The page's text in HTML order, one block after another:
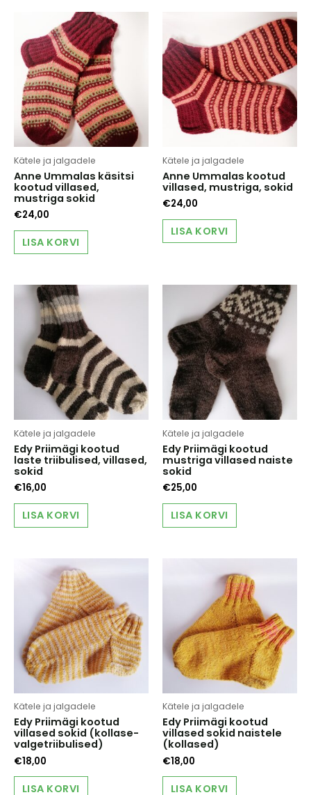
Kätele ja jalgadele
Anne Ummalas käsitsi
kootud villased,
mustriga sokid
€24,00
LISA KORVI
Kätele ja jalgadele
Anne Ummalas kootud
villased, mustriga, sokid
€24,00
LISA KORVI
Kätele ja jalgadele
Edy Priimägi kootud
laste triibulised, villased,
sokid
€16,00
LISA KORVI
Kätele ja jalgadele
Edy Priimägi kootud
mustriga villased naiste
sokid
€25,00
LISA KORVI
Kätele ja jalgadele
Edy Priimägi kootud
villased sokid (kollase-
valgetriibulised)
€18,00
LISA KORVI
Kätele ja jalgadele
Edy Priimägi kootud
villased sokid naistele
(kollased)
€18,00
LISA KORVI